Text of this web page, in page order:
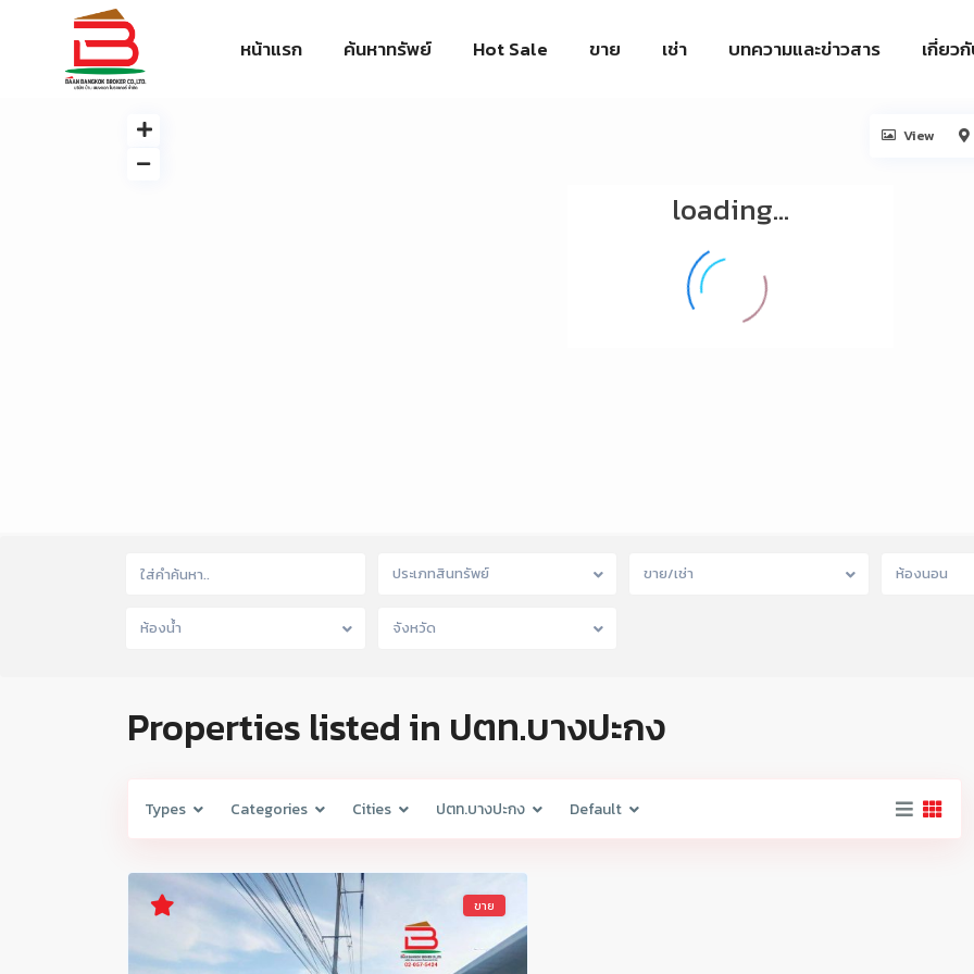
หน้าแรก ค้นหาทรัพย์ Hot Sale ขาย เช่า บทความและข่าวสาร เกี่ยว
loading...
View
ประเภทสินทรัพย์ ขาย/เช่า ห้องนอน
ห้องน้ำ จังหวัด
Properties listed in ปตท.บางปะกง
Types Categories Cities ปตท.บางปะกง Default
ขาย